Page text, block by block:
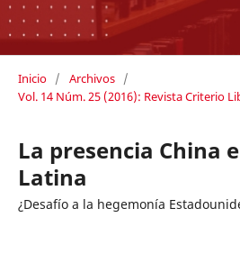
Inicio / Archivos /
Vol. 14 Núm. 25 (2016): Revista Criterio
La presencia China
Latina
¿Desafío a la hegemonía